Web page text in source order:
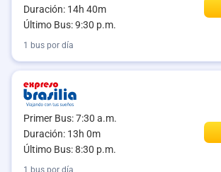
Duración: 14h 40m
Último Bus: 9:30 p.m.
1 bus por día
Primer Bus: 7:30 a.m.
Duración: 13h 0m
Último Bus: 8:30 p.m.
1 bus por día